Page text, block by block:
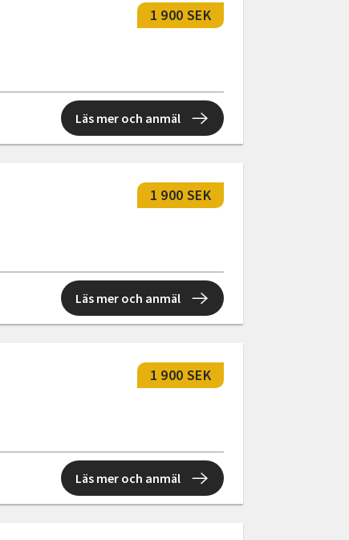
1 900 SEK
Läs mer och anmäl
1 900 SEK
Läs mer och anmäl
1 900 SEK
Läs mer och anmäl